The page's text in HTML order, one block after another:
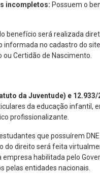
incompletos: Possuem o
benefício será realizada
informada no cadastro do site
Certidão de Nascimento.
da Juventude) e 12.933/
da educação infantil,
profissionalizante.
que possuírem
do direito será feita
habilitada pelo
pelas entidades nacionais.